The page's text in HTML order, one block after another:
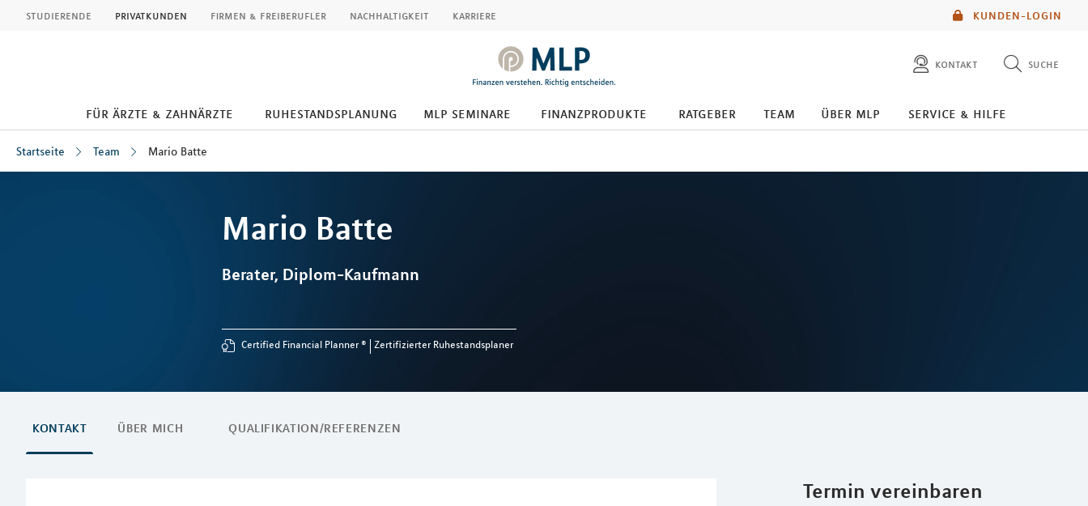
KUNDEN-LOGIN
studierende privatkunden firmen & freiberufler nachhaltigkeit karriere
kontakt suche
diese website durchsuchen
für ärzte & zahnärzte ruhestandsplanung mlp seminare finanzprodukte ratgeber team über mlp service & hilfe
Startseite Team Mario Batte
Mario Batte
Berater, Diplom-Kaufmann
Certified Financial Planner ® Zertifizierter Ruhestandsplaner
KONTAKT ÜBER MICH QUALIFIKATION/REFERENZEN
Termin vereinbaren